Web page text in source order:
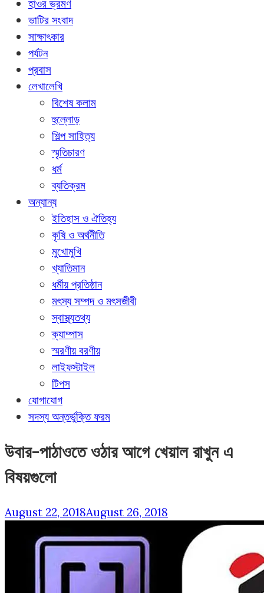
হাওর ভ্রমণ
ভাটির সংবাদ
সাক্ষাৎকার
পর্যটন
প্রবাস
লেখালেখি
বিশেষ কলাম
হুল্লোড়
শিল্প সাহিত্য
স্মৃতিচারণ
ধর্ম
ব্যতিক্রম
অন্যান্য
ইতিহাস ও ঐতিহ্য
কৃষি ও অর্থনীতি
মুখোমুখি
খ্যাতিমান
ধর্মীয় প্রতিষ্ঠান
মৎস্য সম্পদ ও মৎসজীবী
স্বাস্থ্যতথ্য
ক্যাম্পাস
স্মরণীয় বরণীয়
লাইফস্টাইল
টিপস
যোগাযোগ
সদস্য অন্তর্ভুক্তি ফরম
উবার-পাঠাওতে ওঠার আগে খেয়াল রাখুন এ
বিষয়গুলো
August 22, 2018August 26, 2018